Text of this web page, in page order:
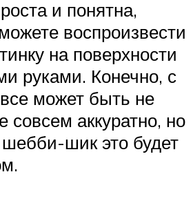
и понятна,
воспроизвести
на поверхности
руками. Конечно, с
может быть не
совсем аккуратно, но
шебби-шик это будет